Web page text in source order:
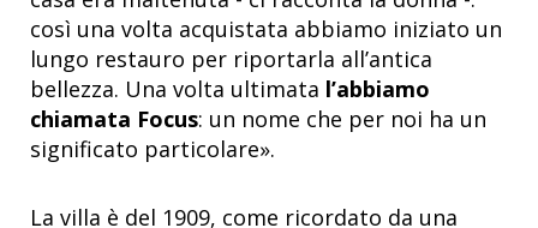
così una volta acquistata abbiamo iniziato un
lungo restauro per riportarla all’antica
bellezza. Una volta ultimata l’abbiamo
chiamata Focus: un nome che per noi ha un
significato particolare».
La villa è del 1909, come ricordato da una